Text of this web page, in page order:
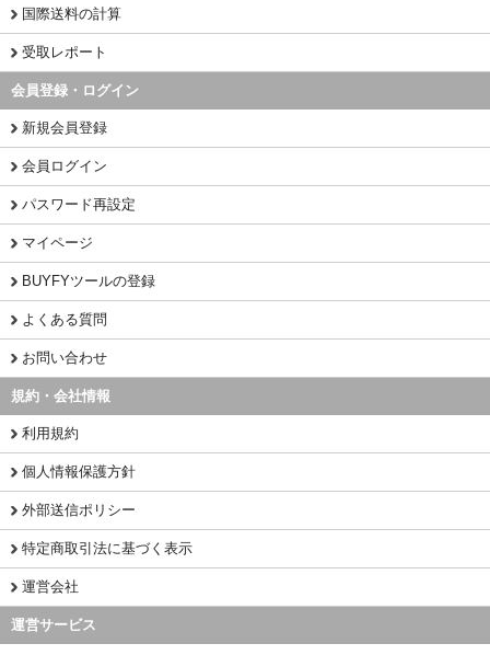
国際送料の計算
受取レポート
会員登録・ログイン
新規会員登録
会員ログイン
パスワード再設定
マイページ
BUYFYツールの登録
よくある質問
お問い合わせ
規約・会社情報
利用規約
個人情報保護方針
外部送信ポリシー
特定商取引法に基づく表示
運営会社
運営サービス